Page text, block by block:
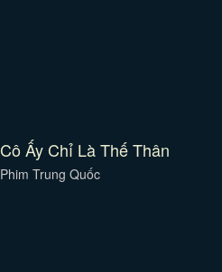
Cô Ấy Chỉ Là Thế Thân
Phim Trung Quốc